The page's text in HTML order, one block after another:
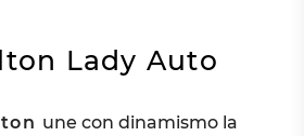
Lady Auto
une con dinamismo la